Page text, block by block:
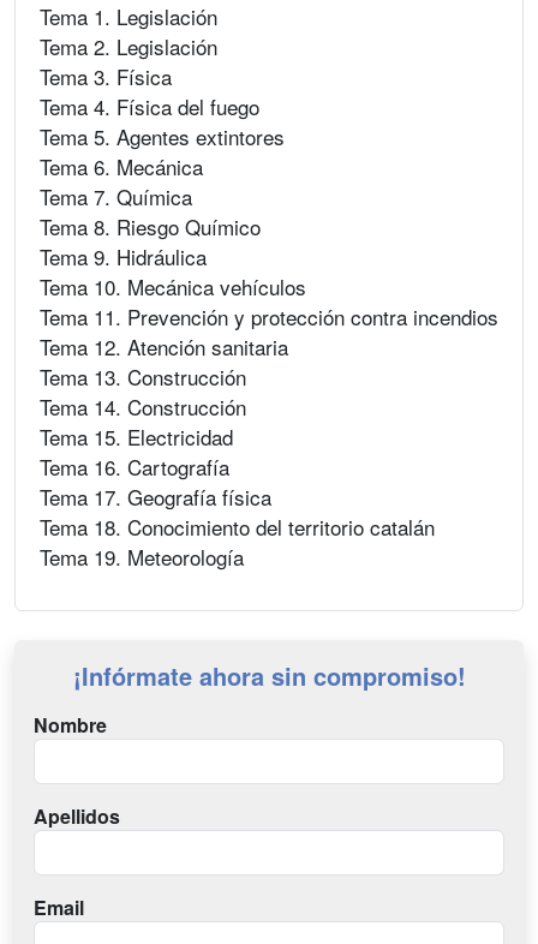
Tema 1. Legislación
Tema 2. Legislación
Tema 3. Física
Tema 4. Física del fuego
Tema 5. Agentes extintores
Tema 6. Mecánica
Tema 7. Química
Tema 8. Riesgo Químico
Tema 9. Hidráulica
Tema 10. Mecánica vehículos
Tema 11. Prevención y protección contra incendios
Tema 12. Atención sanitaria
Tema 13. Construcción
Tema 14. Construcción
Tema 15. Electricidad
Tema 16. Cartografía
Tema 17. Geografía física
Tema 18. Conocimiento del territorio catalán
Tema 19. Meteorología
¡Infórmate ahora sin compromiso!
Nombre
Apellidos
Email